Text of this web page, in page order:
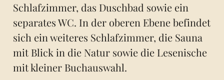
Schlafzimmer, das Duschbad sowie ein
separates WC. In der oberen Ebene befindet
sich ein weiteres Schlafzimmer, die Sauna
mit Blick in die Natur sowie die Lesenische
mit kleiner Buchauswahl.